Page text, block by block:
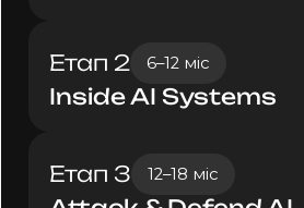
Етап 2 6–12 міс
Inside AI Systems
Розберетеся, що саме
влаштовані ML-моделі, Deep
Етап 3 12–18 міс